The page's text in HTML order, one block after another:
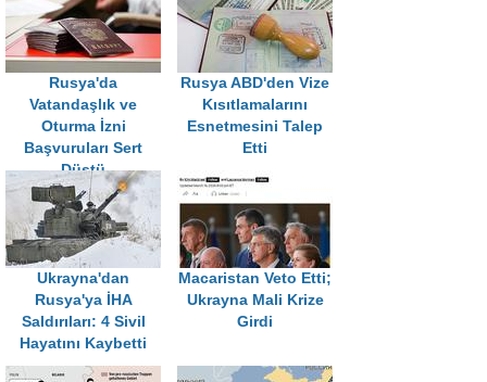
Rusya'da
Vatandaşlık ve
Oturma İzni
Başvuruları Sert
Düştü
Rusya ABD'den Vize
Kısıtlamalarını
Esnetmesini Talep
Etti
Ukrayna'dan
Rusya'ya İHA
Saldırıları: 4 Sivil
Hayatını Kaybetti
Macaristan Veto Etti;
Ukrayna Mali Krize
Girdi